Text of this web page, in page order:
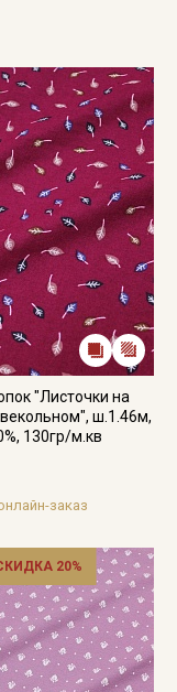
"Листочки на
ш.1.46м,
130гр/м.кв
заказ
20%